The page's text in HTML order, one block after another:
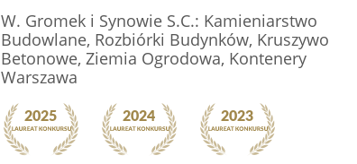
W. Gromek i Synowie S.C.: Kamieniarstwo
Budowlane, Rozbiórki Budynków, Kruszywo
Betonowe, Ziemia Ogrodowa, Kontenery
Warszawa